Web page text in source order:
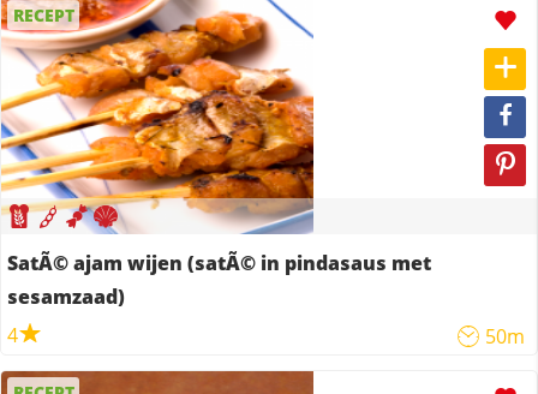
RECEPT
SatÃ© ajam wijen (satÃ© in pindasaus met
sesamzaad)
4
50m